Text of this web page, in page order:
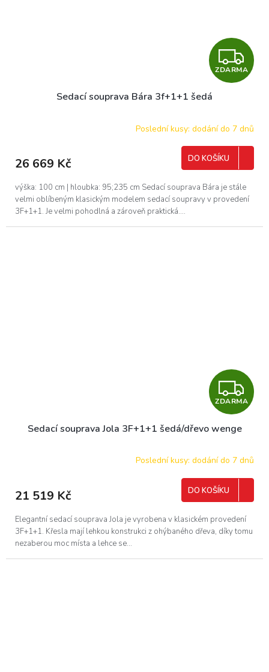
Z
D
R
A
ZDARMA
Sedací souprava Bára 3f+1+1 šedá
Poslední kusy: dodání do 7 dnů
26 669 Kč DO KOŠÍKU
výška: 100 cm | hloubka: 95;235 cm Sedací souprava Bára je stále
velmi oblíbeným klasickým modelem sedací soupravy v provedení
3F+1+1. Je velmi pohodlná a zároveň praktická....
Z
D
R
A
ZDARMA
Sedací souprava Jola 3F+1+1 šedá/dřevo wenge
Poslední kusy: dodání do 7 dnů
21 519 Kč DO KOŠÍKU
Elegantní sedací souprava Jola je vyrobena v klasickém provedení
3F+1+1. Křesla mají lehkou konstrukci z ohýbaného dřeva, díky tomu
nezaberou moc místa a lehce se...